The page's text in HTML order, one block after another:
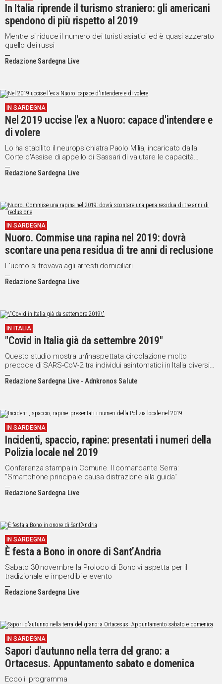
WHATSAPP
Social
In Italia riprende il turismo straniero: gli americani
spendono di più rispetto al 2019
Mentre si riduce il numero dei turisti asiatici ed è quasi azzerato
quello dei russi
Redazione Sardegna Live
IN SARDEGNA
Nel 2019 uccise l'ex a Nuoro: capace d'intendere e
di volere
Lo ha stabilito il neuropsichiatra Paolo Milia, incaricato dalla
Corte d'Assise di appello di Sassari di valutare le capacità
psichiche di Ettore Sini, 51enne di Ozieri
Redazione Sardegna Live
IN SARDEGNA
Nuoro. Commise una rapina nel 2019: dovrà
scontare una pena residua di tre anni di reclusione
L'uomo si trovava agli arresti domiciliari
Redazione Sardegna Live
IN ITALIA
"Covid in Italia già da settembre 2019"
Questo studio mostra un'inaspettata circolazione molto
precoce di SARS-CoV-2 tra individui asintomatici in Italia diversi
mesi prima dell'identificazione del primo paziente
Redazione Sardegna Live - Adnkronos Salute
IN SARDEGNA
Incidenti, spaccio, rapine: presentati i numeri della
Polizia locale nel 2019
Conferenza stampa in Comune. Il comandante Serra:
"Smartphone principale causa distrazione alla guida"
Redazione Sardegna Live
IN SARDEGNA
È festa a Bono in onore di Sant’Andria
Sabato 30 novembre la Proloco di Bono vi aspetta per il
tradizionale e imperdibile evento
Redazione Sardegna Live
IN SARDEGNA
Sapori d'autunno nella terra del grano: a
Ortacesus. Appuntamento sabato e domenica
Ecco il programma